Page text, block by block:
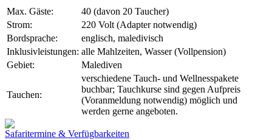
Max. Gäste:
40 (davon 20 Taucher)
Strom:
220 Volt (Adapter notwendig)
Bordsprache:
englisch, maledivisch
Inklusivleistungen: alle Mahlzeiten, Wasser (Vollpension)
Gebiet:
Malediven
Tauchen:
verschiedene Tauch- und Wellnesspakete
buchbar; Tauchkurse sind gegen Aufpreis
(Voranmeldung notwendig) möglich und
werden gerne angeboten.
Safaritermine & Verfügbarkeiten